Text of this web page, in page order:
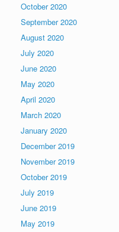
October 2020
September 2020
August 2020
July 2020
June 2020
May 2020
April 2020
March 2020
January 2020
December 2019
November 2019
October 2019
July 2019
June 2019
May 2019